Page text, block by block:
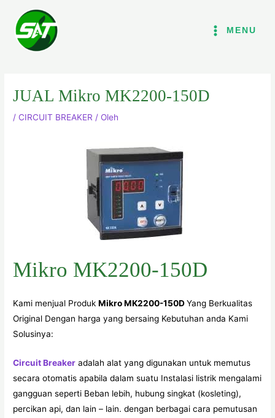
konten
MENU
JUAL Mikro MK2200-150D
/ CIRCUIT BREAKER / Oleh
Mikro MK2200-150D
Kami menjual ProdukMikro MK2200-150DYang Berkualitas
Original Dengan harga yang bersaing Kebutuhan anda Kami
Solusinya:
Circuit Breaker adalah alat yang digunakan untuk memutus
secara otomatis apabila dalam suatu Instalasi listrik mengalami
gangguan seperti Beban lebih, hubung singkat (kosleting),
percikan api, dan lain – lain. dengan berbagai cara pemutusan